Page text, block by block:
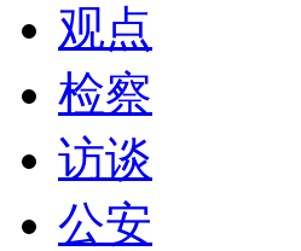
观点
检察
访谈
公安